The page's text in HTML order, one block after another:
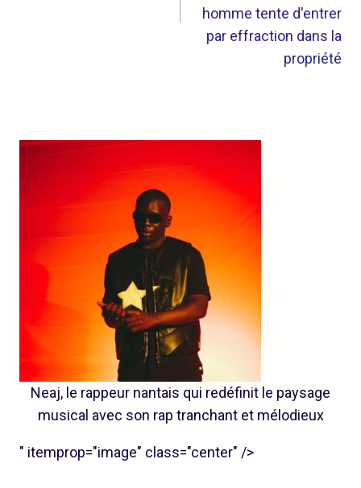
homme tente d'entrer
par effraction dans la
propriété
Neaj, le rappeur nantais qui redéfinit le paysage
musical avec son rap tranchant et mélodieux
" itemprop="image" class="center" />